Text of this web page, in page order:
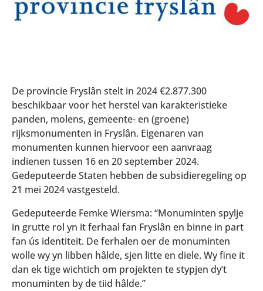
De provincie Fryslân stelt in 2024 €2.877.300
beschikbaar voor het herstel van karakteristieke
panden, molens, gemeente- en (groene)
rijksmonumenten in Fryslân. Eigenaren van
monumenten kunnen hiervoor een aanvraag
indienen tussen 16 en 20 september 2024.
Gedeputeerde Staten hebben de subsidieregeling op
21 mei 2024 vastgesteld.
Gedeputeerde Femke Wiersma: “Monuminten spylje
in grutte rol yn it ferhaal fan Fryslân en binne in part
fan ús identiteit. De ferhalen oer de monuminten
wolle wy yn libben hâlde, sjen litte en diele. Wy fine it
dan ek tige wichtich om projekten te stypjen dy’t
monuminten by de tiid hâlde.”